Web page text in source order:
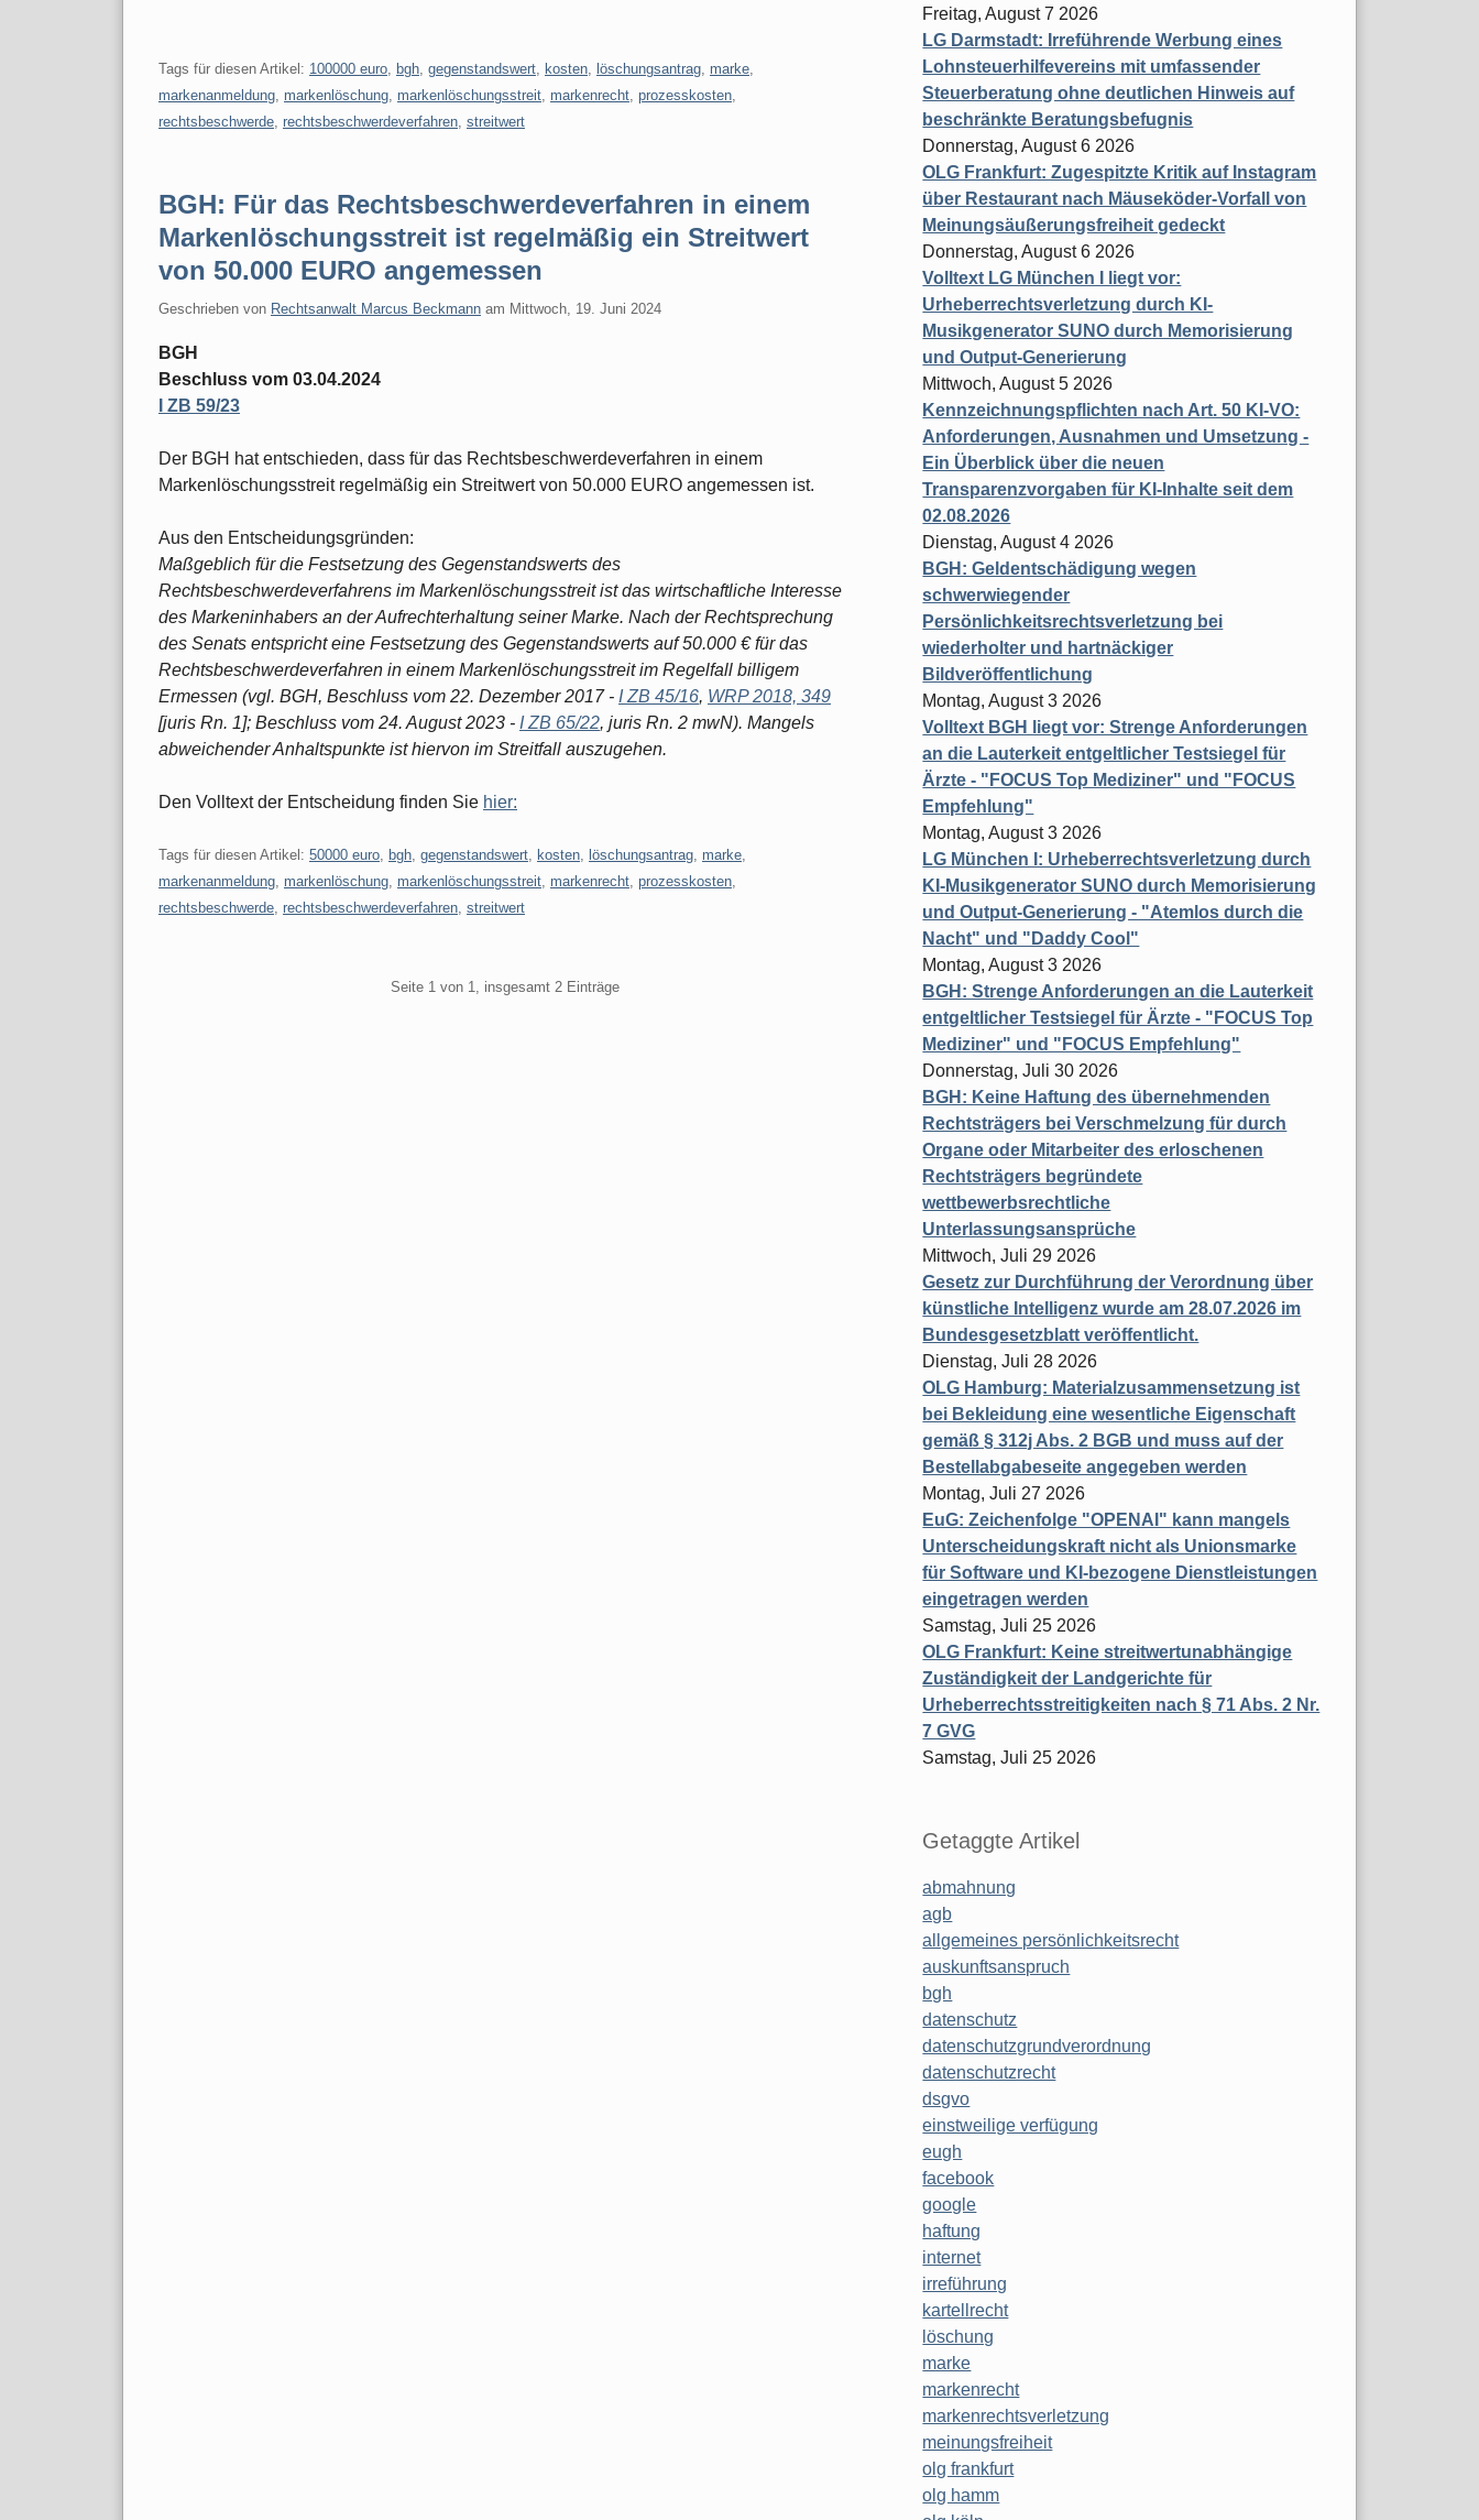
Tags für diesen Artikel: 100000 euro bgh gegenstandswert kosten löschungsantrag marke
markenanmeldung markenlöschung markenlöschungsstreit markenrecht prozesskosten
rechtsbeschwerde rechtsbeschwerdeverfahren streitwert
BGH: Für das Rechtsbeschwerdeverfahren in einem
Markenlöschungsstreit ist regelmäßig ein Streitwert
von 50.000 EURO angemessen
Geschrieben von Rechtsanwalt Marcus Beckmann am Mittwoch, 19. Juni 2024
BGH
Beschluss vom 03.04.2024
I ZB 59/23
Der BGH hat entschieden, dass für das Rechtsbeschwerdeverfahren in einem
Markenlöschungsstreit regelmäßig ein Streitwert von 50.000 EURO angemessen ist.
Aus den Entscheidungsgründen:
Maßgeblich für die Festsetzung des Gegenstandswerts des
Rechtsbeschwerdeverfahrens im Markenlöschungsstreit ist das wirtschaftliche Interesse
des Markeninhabers an der Aufrechterhaltung seiner Marke. Nach der Rechtsprechung
des Senats entspricht eine Festsetzung des Gegenstandswerts auf 50.000 € für das
Rechtsbeschwerdeverfahren in einem Markenlöschungsstreit im Regelfall billigem
Ermessen (vgl. BGH, Beschluss vom 22. Dezember 2017 - I ZB 45/16, WRP 2018, 349
[juris Rn. 1]; Beschluss vom 24. August 2023 - I ZB 65/22, juris Rn. 2 mwN). Mangels
abweichender Anhaltspunkte ist hiervon im Streitfall auszugehen.
Den Volltext der Entscheidung finden Sie hier:
Tags für diesen Artikel: 50000 euro bgh gegenstandswert kosten löschungsantrag marke
markenanmeldung markenlöschung markenlöschungsstreit markenrecht prozesskosten
rechtsbeschwerde rechtsbeschwerdeverfahren streitwert
Seite 1 von 1, insgesamt 2 Einträge
Freitag, August 7 2026
LG Darmstadt: Irreführende Werbung eines
Lohnsteuerhilfevereins mit umfassender
Steuerberatung ohne deutlichen Hinweis auf
beschränkte Beratungsbefugnis
Donnerstag, August 6 2026
OLG Frankfurt: Zugespitzte Kritik auf Instagram
über Restaurant nach Mäuseköder-Vorfall von
Meinungsäußerungsfreiheit gedeckt
Donnerstag, August 6 2026
Volltext LG München I liegt vor:
Urheberrechtsverletzung durch KI-
Musikgenerator SUNO durch Memorisierung
und Output-Generierung
Mittwoch, August 5 2026
Kennzeichnungspflichten nach Art. 50 KI-VO:
Anforderungen, Ausnahmen und Umsetzung -
Ein Überblick über die neuen
Transparenzvorgaben für KI-Inhalte seit dem
02.08.2026
Dienstag, August 4 2026
BGH: Geldentschädigung wegen
schwerwiegender
Persönlichkeitsrechtsverletzung bei
wiederholter und hartnäckiger
Bildveröffentlichung
Montag, August 3 2026
Volltext BGH liegt vor: Strenge Anforderungen
an die Lauterkeit entgeltlicher Testsiegel für
Ärzte - "FOCUS Top Mediziner" und "FOCUS
Empfehlung"
Montag, August 3 2026
LG München I: Urheberrechtsverletzung durch
KI-Musikgenerator SUNO durch Memorisierung
und Output-Generierung - "Atemlos durch die
Nacht" und "Daddy Cool"
Montag, August 3 2026
BGH: Strenge Anforderungen an die Lauterkeit
entgeltlicher Testsiegel für Ärzte - "FOCUS Top
Mediziner" und "FOCUS Empfehlung"
Donnerstag, Juli 30 2026
BGH: Keine Haftung des übernehmenden
Rechtsträgers bei Verschmelzung für durch
Organe oder Mitarbeiter des erloschenen
Rechtsträgers begründete
wettbewerbsrechtliche
Unterlassungsansprüche
Mittwoch, Juli 29 2026
Gesetz zur Durchführung der Verordnung über
künstliche Intelligenz wurde am 28.07.2026 im
Bundesgesetzblatt veröffentlicht.
Dienstag, Juli 28 2026
OLG Hamburg: Materialzusammensetzung ist
bei Bekleidung eine wesentliche Eigenschaft
gemäß § 312j Abs. 2 BGB und muss auf der
Bestellabgabeseite angegeben werden
Montag, Juli 27 2026
EuG: Zeichenfolge "OPENAI" kann mangels
Unterscheidungskraft nicht als Unionsmarke
für Software und KI-bezogene Dienstleistungen
eingetragen werden
Samstag, Juli 25 2026
OLG Frankfurt: Keine streitwertunabhängige
Zuständigkeit der Landgerichte für
Urheberrechtsstreitigkeiten nach § 71 Abs. 2 Nr.
7 GVG
Samstag, Juli 25 2026
Getaggte Artikel
abmahnung
agb
allgemeines persönlichkeitsrecht
auskunftsanspruch
bgh
datenschutz
datenschutzgrundverordnung
datenschutzrecht
dsgvo
einstweilige verfügung
eugh
facebook
google
haftung
internet
irreführung
kartellrecht
löschung
marke
markenrecht
markenrechtsverletzung
meinungsfreiheit
olg frankfurt
olg hamm